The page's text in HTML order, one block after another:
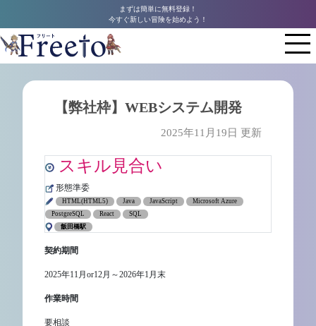
まずは簡単に無料登録！
今すぐ新しい冒険を始めよう！
【弊社枠】WEBシステム開発
2025年11月19日 更新
スキル見合い
形態準委
HTML(HTML5) Java JavaScript
Microsoft Azure
PostgreSQL
React
SQL
飯田橋駅
契約期間
2025年11月or12月～2026年1月末
作業時間
要相談